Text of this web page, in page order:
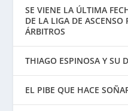
SE VIENE LA ÚLTIMA
DE LA LIGA DE ASCENSO
ÁRBITROS
THIAGO ESPINOSA Y SU
EL PIBE QUE HACE